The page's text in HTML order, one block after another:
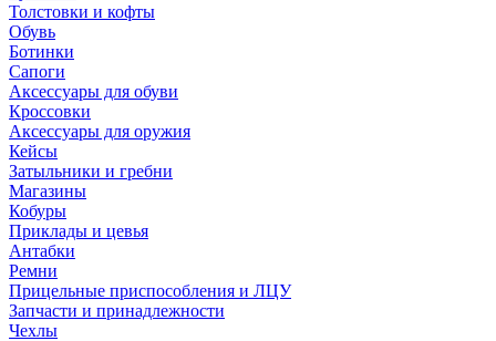
Толстовки и кофты
Обувь
Ботинки
Сапоги
Аксессуары для обуви
Кроссовки
Аксессуары для оружия
Кейсы
Затыльники и гребни
Магазины
Кобуры
Приклады и цевья
Антабки
Ремни
Прицельные приспособления и ЛЦУ
Запчасти и принадлежности
Чехлы